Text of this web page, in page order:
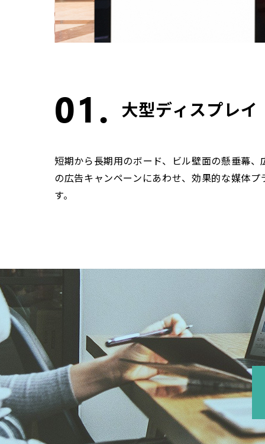
01. 大型ディスプレイ
短期から長期用のボード、ビル壁面の懸垂幕
の広告キャンペーンにあわせ、効果的な媒体
す。